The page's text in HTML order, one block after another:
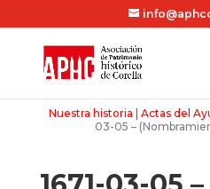
Nuestra historia |Actas del
03-05 –